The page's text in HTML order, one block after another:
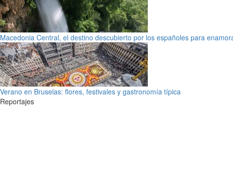
Macedonia Central, el destino descubierto por los españoles para
Verano en Bruselas: flores, festivales y gastronomía típica
Reportajes